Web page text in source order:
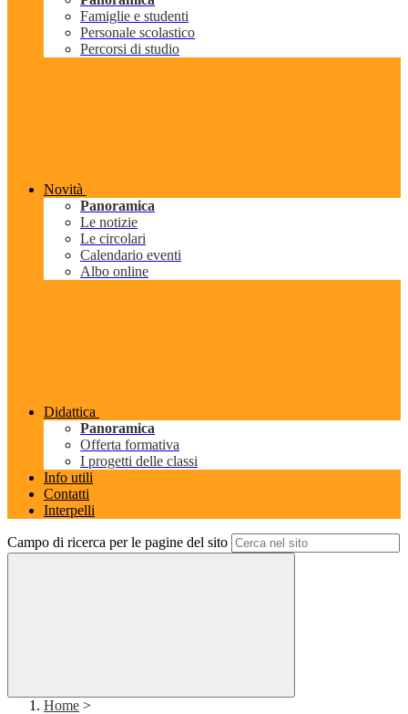
Famiglie e studenti
Personale scolastico
Percorsi di studio
Novità
Panoramica
Le notizie
Le circolari
Calendario eventi
Albo online
Didattica
Panoramica
Offerta formativa
I progetti delle classi
Info utili
Contatti
Interpelli
Campo di ricerca per le pagine del sito
Home >